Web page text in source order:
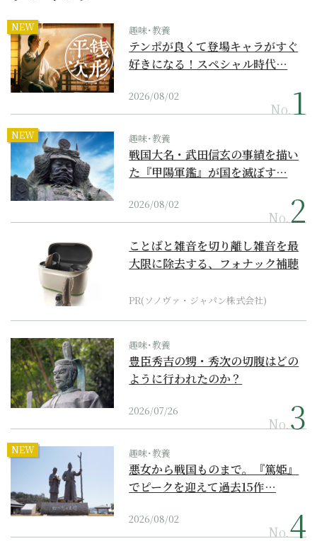
NEW 趣味･教養
テンポが良くて登場キャラがすぐ
好きになる！スペシャル時代…
2026/08/02
No.
NEW 趣味･教養
戦国大名・武田信玄の事績を描い
た『甲陽軍鑑』が国を滅ぼす…
2026/08/02
No.
ことばと雑音を切り離し雑音を最
大限に除去する、フォナック補聴
PR(ソノヴァ・ジャパン株式会社)
趣味･教養
豊臣秀吉の甥・秀次の切腹はどの
ように行われたのか？
2026/07/26
No.
NEW 趣味･教養
悪女から戦国ものまで。『篤姫』
でピークを迎えて過去15作…
2026/08/02
No.